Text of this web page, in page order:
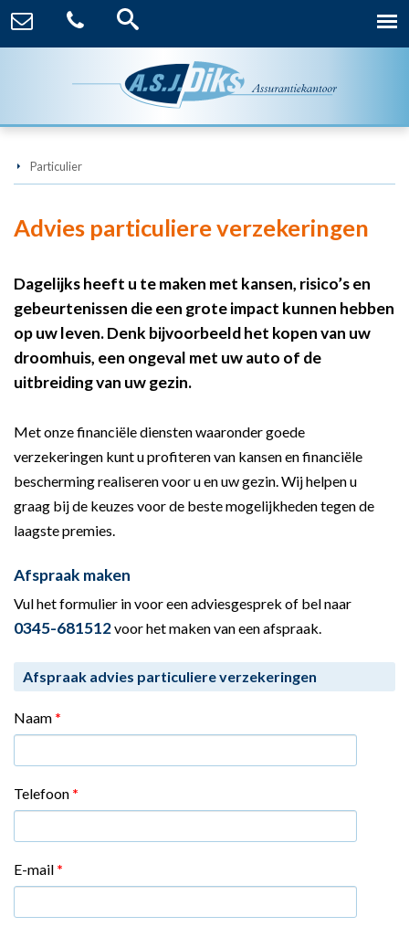
Particulier
Advies particuliere verzekeringen
Dagelijks heeft u te maken met kansen, risico’s en
gebeurtenissen die een grote impact kunnen hebben
op uw leven. Denk bijvoorbeeld het kopen van uw
droomhuis, een ongeval met uw auto of de
uitbreiding van uw gezin.
Met onze financiële diensten waaronder goede
verzekeringen kunt u profiteren van kansen en financiële
bescherming realiseren voor u en uw gezin. Wij helpen u
graag bij de keuzes voor de beste mogelijkheden tegen de
laagste premies.
Afspraak maken
Vul het formulier in voor een adviesgesprek of bel naar
0345-681512voor het maken van een afspraak.
Afspraak advies particuliere verzekeringen
Naam *
Telefoon *
E-mail *